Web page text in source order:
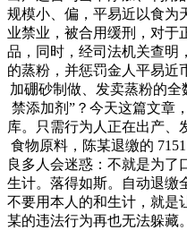
规模小、偏，平易近以食为
业禁业，被合用缓刑，对于
品，同时，经司法机关查明
的蒸粉，并惩罚金人平易近
加硼砂制做、发卖蒸粉的
禁添加剂”？今天这篇文章
库。只需行为人正在出产、
食物原料，陈某退缴的
良多人会迷惑：不就是为了
生计。落得如斯。自动退缴
不要用本人的和生计，就是
某的违法行为再也无法躲藏